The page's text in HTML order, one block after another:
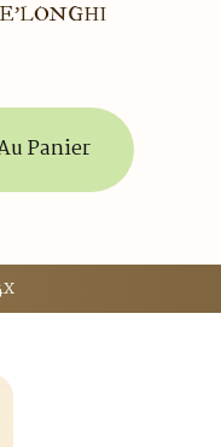
Panier